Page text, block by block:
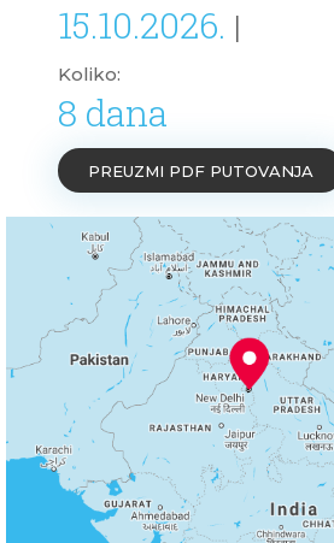
15.10.2026. |
Koliko:
8 dana
PREUZMI PDF PUTOVANJA